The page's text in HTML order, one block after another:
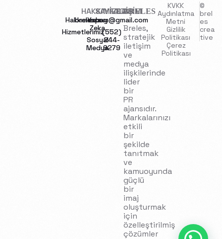
BRELES
Breles,
stratejik
iletişim
ve
medya
ilişkilerinde
lider
bir
PR
ajansıdır.
Markalarınızı
etkili
bir
şekilde
tanıtmak
ve
kamuoyunda
güçlü
bir
imaj
oluşturmak
için
özelleştirilmiş
çözümler
HAKKIMIZDA
Hakkımızda
Hizmetlerimiz
SAYFALAR
Yapay
Zeka
Sosyal
Medya
İLETİŞİM
brelescom@gmail.com
(552)
244-
9279
©
brel
es
crea
tive
KVKK
Aydınlatma
Metni
Gizlilik
Politikası
Çerez
Politikası
İletişim